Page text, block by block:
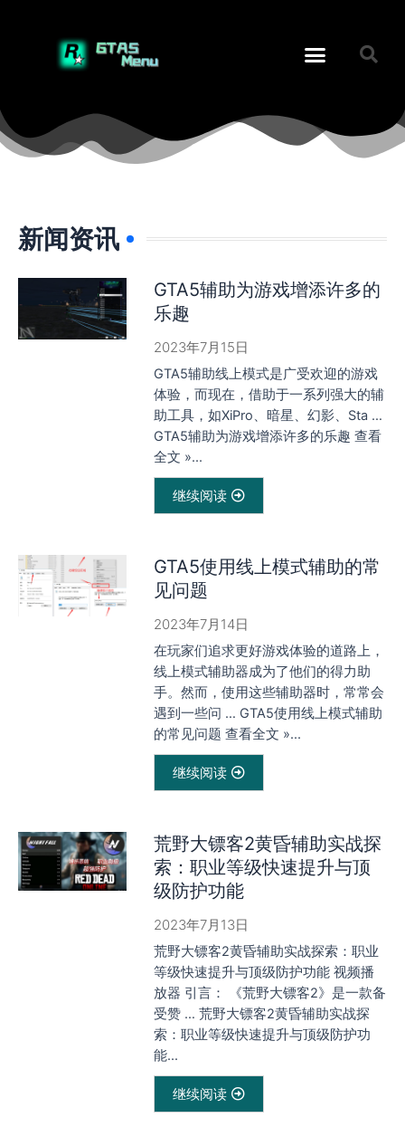
新闻资讯
GTA5辅助为游戏增添许多的
乐趣
2023年7月15日
GTA5辅助线上模式是广受欢迎的游戏
体验，而现在，借助于一系列强大的辅
助工具，如XiPro、暗星、幻影、Sta …
GTA5辅助为游戏增添许多的乐趣 查看
全文 »...
继续阅读
GTA5使用线上模式辅助的常
见问题
2023年7月14日
在玩家们追求更好游戏体验的道路上，
线上模式辅助器成为了他们的得力助
手。然而，使用这些辅助器时，常常会
遇到一些问 … GTA5使用线上模式辅助
的常见问题 查看全文 »...
继续阅读
荒野大镖客2黄昏辅助实战探
索：职业等级快速提升与顶
级防护功能
2023年7月13日
荒野大镖客2黄昏辅助实战探索：职业
等级快速提升与顶级防护功能 视频播
放器 引言： 《荒野大镖客2》是一款备
受赞 … 荒野大镖客2黄昏辅助实战探
索：职业等级快速提升与顶级防护功
能...
继续阅读